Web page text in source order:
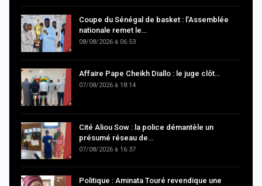
Coupe du Sénégal de basket : l’Assemblée
nationale remet le…
08/08/2026 à 06:53
Affaire Pape Cheikh Diallo : le juge clôt…
07/08/2026 à 18:14
Cité Aliou Sow : la police démantèle un
présumé réseau de…
07/08/2026 à 16:37
Politique : Aminata Touré revendique une